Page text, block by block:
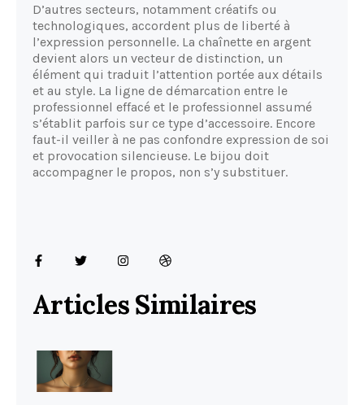
D’autres secteurs, notamment créatifs ou
technologiques, accordent plus de liberté à
l’expression personnelle. La chaînette en argent
devient alors un vecteur de distinction, un
élément qui traduit l’attention portée aux détails
et au style. La ligne de démarcation entre le
professionnel effacé et le professionnel assumé
s’établit parfois sur ce type d’accessoire. Encore
faut-il veiller à ne pas confondre expression de soi
et provocation silencieuse. Le bijou doit
accompagner le propos, non s’y substituer.
Articles Similaires